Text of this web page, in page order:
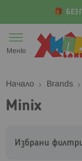
към
съдържанието
Меню
Начало Brands
Minix
Избрани